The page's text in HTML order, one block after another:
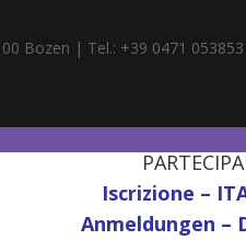
Bozen | Tel.: +39 0471
Iscrizione –
Anmeldungen –